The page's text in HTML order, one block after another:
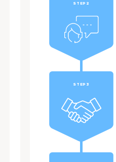
STEP2
STEP3